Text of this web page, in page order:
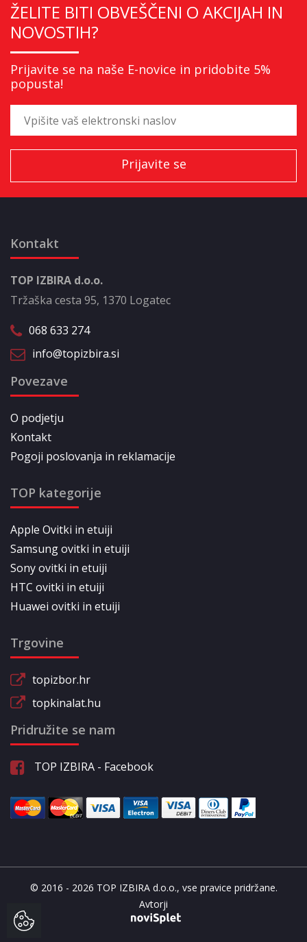
ŽELITE BITI OBVEŠČENI O AKCIJAH IN
NOVOSTIH?
Prijavite se na naše E-novice in pridobite 5%
popusta!
Kontakt
TOP IZBIRA d.o.o.
Tržaška cesta 95, 1370 Logatec
068 633 274
info@topizbira.si
Povezave
O podjetju
Kontakt
Pogoji poslovanja in reklamacije
TOP kategorije
Apple Ovitki in etuiji
Samsung ovitki in etuiji
Sony ovitki in etuiji
HTC ovitki in etuiji
Huawei ovitki in etuiji
Trgovine
topizbor.hr
topkinalat.hu
Pridružite se nam
TOP IZBIRA - Facebook
© 2016 - 2026 TOP IZBIRA d.o.o., vse pravice pridržane.
Avtorji